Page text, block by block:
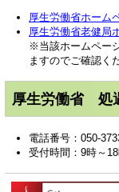
厚生労働省ホーム
厚生労働省老健局
※当該ホームペー
ますのでご確認く
厚生労働省 処
電話番号：050-
受付時間：9時～18